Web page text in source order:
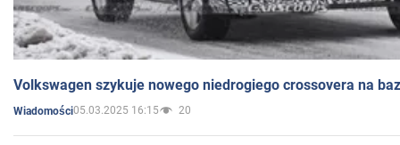
Volkswagen szykuje nowego niedrogiego crossovera na
Wiadomości05.03.2025 16:15 20